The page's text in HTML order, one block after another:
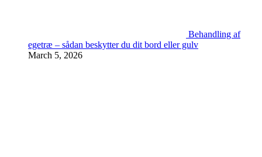
Behandling af
egetræ – sådan beskytter du dit bord eller gulv
March 5, 2026